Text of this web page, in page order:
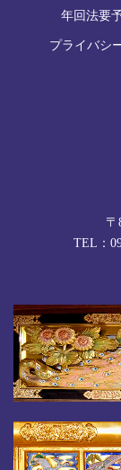
年回法要
プライバシ
〒
TEL：